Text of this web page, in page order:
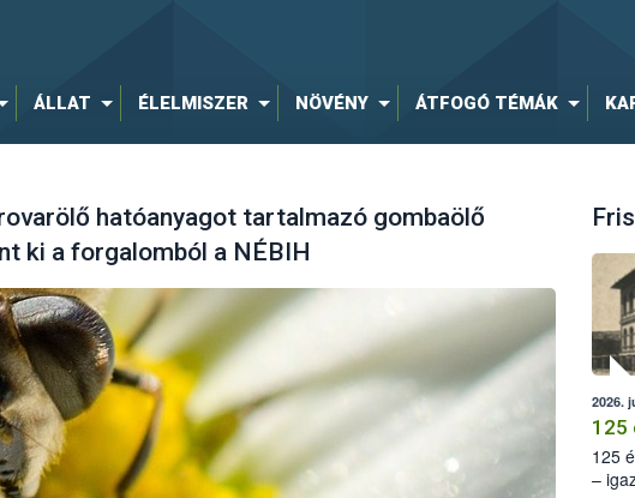
ÁLLAT ÉLELMISZER NÖVÉNY ÁTFOGÓ TÉMÁK
hatóanyagot tartalmazó gombaölő
ki a forgalomból a NÉBIH
2026.
125
125
–